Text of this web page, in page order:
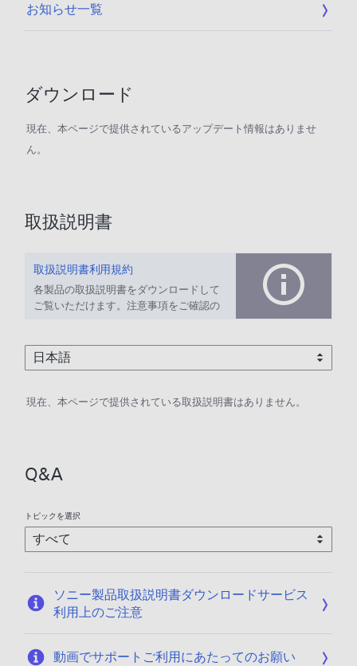
お知らせ一覧
ダウンロード
現在、本ページで提供されているアップデート情報はありませ
ん。
取扱説明書
取扱説明書利用規約
各製品の取扱説明書をダウンロードして
ご覧いただけます。注意事項をご確認の
現在、本ページで提供されている取扱説明書はありません。
Q&A
トピックを選択
ソニー製品取扱説明書ダウンロードサービス
利用上のご注意
動画でサポートご利用にあたってのお願い